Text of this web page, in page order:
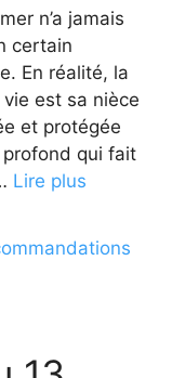
n’a jamais
certain
En réalité, la
est sa nièce
et protégée
profond qui fait
Lire plus